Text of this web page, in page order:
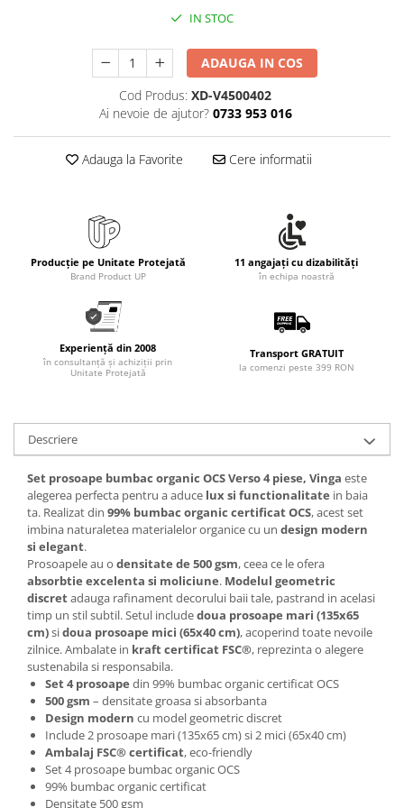
Markere diverse
Carioci si creioane colorate
Rezerve instrumente scris
Curatenie si igiena
Produse Antibacteriene
Articole pentru baie
Articole pentru bucatarie
Hartie igienica, prosoape hartie si
geamuri, mobila
Articole pentru birou, suprafete,
pardoseli
Intretinere si odorizante masina
Saci de gunoi
Accesorii pentru curatenie
Tipografie si stampile
Formulare tipizate
Caiete si blocnotesuri
personalizate
Stampile, tusiere si tus
Protectia muncii si Imbracaminte
Imbracaminte
Tricouri
Bluze & Pulovere
IN STOC
ADAUGA IN COS
Cod Produs: XD-V4500402
Ai nevoie de ajutor? 0733 953 016
Adauga la Favorite Cere informatii
Producție pe Unitate Protejată
Brand Product UP
11 angajați cu dizabilități
în echipa noastră
Experiență din 2008
în consultanță și achiziții prin
Unitate Protejată
Transport GRATUIT
la comenzi peste 399 RON
Descriere
Set prosoape bumbac organic OCS Verso 4 piese, Vinga este
alegerea perfecta pentru a aduce lux si functionalitate in baia
ta. Realizat din 99% bumbac organic certificat OCS, acest set
imbina naturaletea materialelor organice cu un design modern
si elegant.
Prosoapele au o densitate de 500 gsm, ceea ce le ofera
absorbtie excelenta si moliciune. Modelul geometric
discretadauga rafinament decorului baii tale, pastrand in acelasi
timp un stil subtil. Setul includedoua prosoape mari (135x65
cm)sidoua prosoape mici (65x40 cm), acoperind toate nevoile
zilnice. Ambalate in kraft certificat FSC®, reprezinta o alegere
sustenabila si responsabila.
Set 4 prosoape din 99% bumbac organic certificat OCS
500 gsm – densitate groasa si absorbanta
Design modern cu model geometric discret
Include 2 prosoape mari (135x65 cm) si 2 mici (65x40 cm)
Ambalaj FSC® certificat, eco-friendly
Set 4 prosoape bumbac organic OCS
99% bumbac organic certificat
Densitate 500 gsm